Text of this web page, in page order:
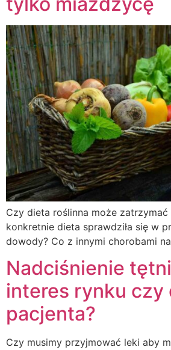
Czy dieta roślinna może zatrzymać
konkretnie dieta sprawdziła się w
dowody? Co z innymi chorobami
Nadciśnienie
interes rynku czy
pacjenta?
Czy musimy przyjmować leki aby